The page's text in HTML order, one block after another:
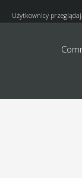
Użytkownicy